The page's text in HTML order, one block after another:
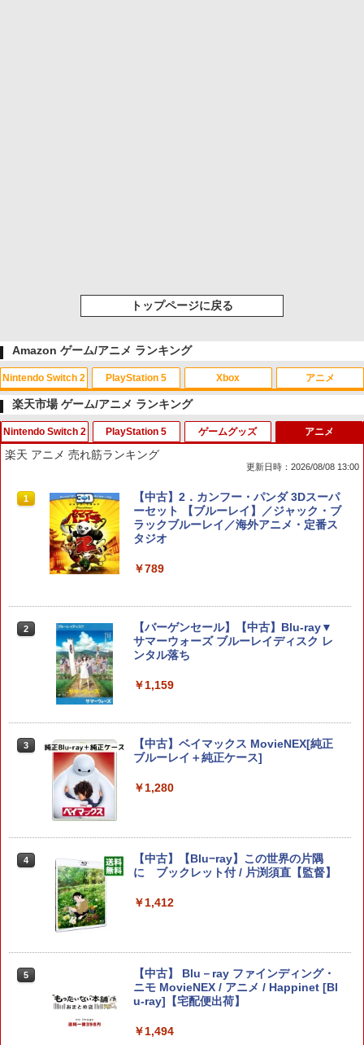
トップページに戻る
Amazon ゲーム/アニメ ランキング
Nintendo Switch 2
1
スプラトゥーン レイダース|オンライン
コード版
￥5,832
ニンテンドープリペイド番号 9000円|オ
ンラインコード版
ニンテンドープリペイド番号 5000円|オ
ンラインコード版
PlayStation 5
1
PlayStation 5 デジタル・エディション
日本語専用 Console Language: Japan
ese only (CFI-2200B01)
￥55,000
プロダクトコード 封入
￥7,286
J) PlayStation 5
トローラー ミッドナイト ブラック(CFI-
￥10,737
トローラー(CFI-ZCT2J)
Xbox
1
【純正品】Xbox ワイヤレス コントロー
ラー + USB-C® ケーブル
￥8,300
【純正品】Xbox ワイヤレス コントロー
【純正品】Xbox ワイヤレス コントロー
ラー (カーボンブラック)
￥8,020
4
【純正品】Xbox 充電式バッテリー + US
B-C ケーブル
￥2,618
5
【国内正規品】Thrustmaster スラスト
マスター TH8S シフター - PC、PS4、P
s X|S 対応の高精度 H パターン シフター
アニメ
1
劇場版「鬼滅の刃」無限城編 第一章 猗
窩座再来 通常版 [Blu-ray]
￥3,982
窩座再来 通常版 [DVD]
第三章 蛇神 (Amazon.co.jp限定オリジ
り来たる！スタジオ描き下ろしイラスト
ボード付) [Blu-ray]
￥10,780
窩座再来 完全生産限定版 [Blu-ray]
第三章 蛇神 (オリジナル特典:オリジナル
巾着＋メーカー特典:【坤と離】二振りの
剣、十翼より来たる！スタジオ描き下ろ
楽天市場 ゲーム/アニメ ランキング
Nintendo Switch 2
1
ポケモン 【Switch2】ぽこ あ ポケモン
[POT-P-AAB5A NSW2 ポコ ア ポケモン]
￥7,880
る〜 Nintendo Switch 2 Edition 東日本
編＋西日本編 【Switch2】 NXS-P-A8K
RD
￥7,890
3
コーエーテクモゲームス 【Switch2】ゼ
ルダ無双 封印戦記 通常版 [BEE-P-AA
キ ツウジョウ]
【特典】ほの暮しの庭 switch2版(【初
【当店独自で＋P10倍★要エントリー】
【中古】[Switch2] マリオカート ワール
PlayStation 5
1
鬼エイム 指サック ゲーム スマホ ゲーミ
ング FPS 音ゲー 荒野行動 PUBG Apex
CoD 高感度 銀繊維 手汗対策 鬼サック 6
個入り
￥1,280
2
【中古】Wo Long： Fallen Dynastyソ
フト:プレイステーション5ソフト／ロー
ルプレイング・ゲーム
￥1,360
3
【中古】【18歳以上対象】アサシン クリ
ード ミラージュソフト:プレイステーシ
4
PRO FREAK V2 プロフリーク PS5 PS4
NS pro Yellow ( イエロー ) 凸型 FPS 無
PS5 nintendo switch プロコン対応【定
リーク PS5 PS4 NS pro Aoi 凹型 FPS
ゲームグッズ
1 【中古】グレイテストナイン
￥845
￥1,253
￥1,400
サリー 横型スタンド 放熱 PlayStation5
◇ALW-GP-525 | プレステ5 プレーステ
スタンド 横置き コンパクト
Switch2 ケース 即納 スイッチ2 Nintend
o Switch Lite 対応 スイッチ スイッチツ
グケース 新型 ジョイコン ソフト ケーブ
アニメ
楽天 アニメ 売れ筋ランキング
更新日時：2026/08/08 13:00
1
【中古】2．カンフー・パンダ 3Dスーパ
ーセット 【ブルーレイ】／ジャック・ブ
ラックブルーレイ／海外アニメ・定番ス
タジオ
￥789
2
【バーゲンセール】【中古】Blu-ray▼
サマーウォーズ ブルーレイディスク レ
ンタル落ち
￥1,159
3
【中古】ベイマックス MovieNEX[純正
ブルーレイ＋純正ケース]
￥1,280
4
【中古】【Blu−ray】この世界の片隅
に ブックレット付 / 片渕須直【監督】
￥1,412
5
【中古】 Blu－ray ファインディング・
ニモ MovieNEX / アニメ / Happinet [Bl
u-ray]【宅配便出荷】
￥1,494